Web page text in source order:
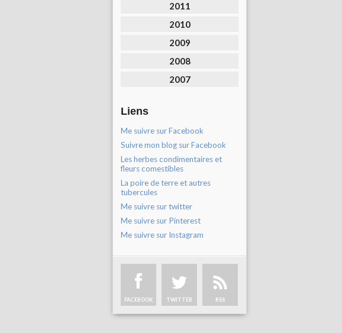
2011
2010
2009
2008
2007
Liens
Me suivre sur Facebook
Suivre mon blog sur Facebook
Les herbes condimentaires et
fleurs comestibles
La poire de terre et autres
tubercules
Me suivre sur twitter
Me suivre sur Pinterest
Me suivre sur Instagram
FACEBOOK TWITTER RSS